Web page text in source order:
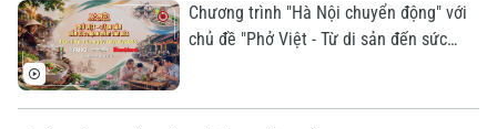
Chương trình "Hà Nội chuyển động" với
chủ đề "Phở Việt - Từ di sản đến sức